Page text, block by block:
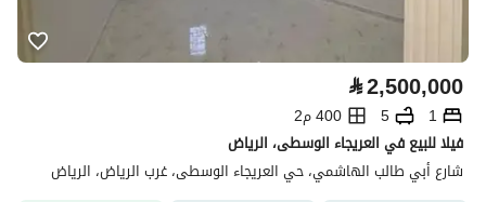
⃁2,500,000
1
5
400 م2
فيلا للبيع في العريجاء الوسطى، الرياض
شارع أبي طالب الهاشمي، حي العريجاء الوسطى، غرب الرياض، الرياض